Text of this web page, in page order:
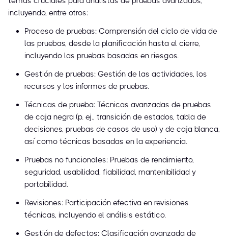
incluyendo, entre otros:
Proceso de pruebas: Comprensión del ciclo de vida de
las pruebas, desde la planificación hasta el cierre,
incluyendo las pruebas basadas en riesgos.
Gestión de pruebas: Gestión de las actividades, los
recursos y los informes de pruebas.
Técnicas de prueba: Técnicas avanzadas de pruebas
de caja negra (p. ej., transición de estados, tabla de
decisiones, pruebas de casos de uso) y de caja blanca,
así como técnicas basadas en la experiencia.
Pruebas no funcionales: Pruebas de rendimiento,
seguridad, usabilidad, fiabilidad, mantenibilidad y
portabilidad.
Revisiones: Participación efectiva en revisiones
técnicas, incluyendo el análisis estático.
Gestión de defectos: Clasificación avanzada de